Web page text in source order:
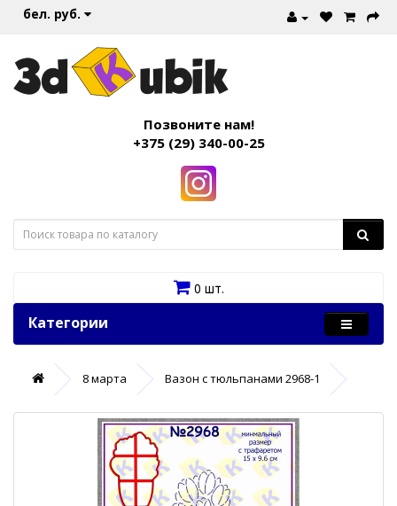
бел. руб.
Позвоните нам!
+375 (29) 340-00-25
0 шт.
Категории
8 марта Вазон с тюльпанами 2968-1